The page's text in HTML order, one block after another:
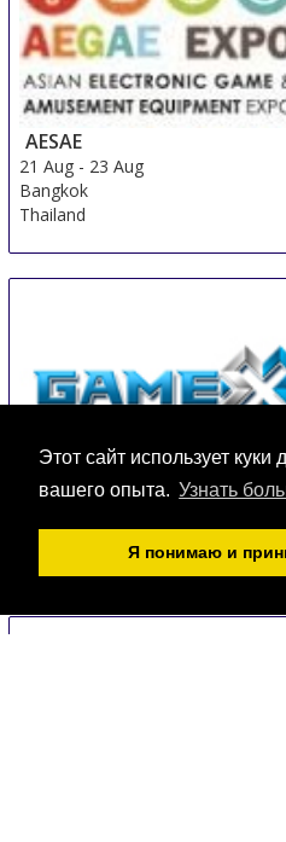
Этот сайт использует куки
вашего опыта. Узнать
Я понимаю и
AESAE
21 Aug - 23 Aug
Bangkok
Thailand
Gamex
5 Sep-8 Sep
Turkey